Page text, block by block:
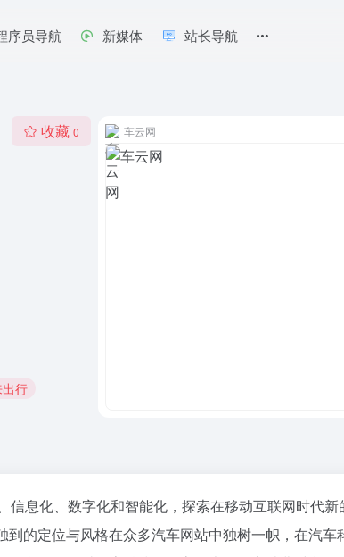
序员导航 新媒体 站长导航
收藏 0
行
车云网
息化、数字化和智能化，探索在移动互联网时代
的定位与风格在众多汽车网站中独树一帜，在汽车